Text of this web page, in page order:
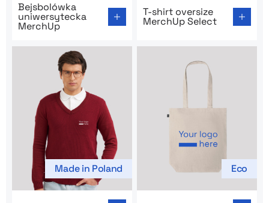
Bejsbolówka
uniwersytecka
MerchUp
T-shirt oversize
MerchUp Select
Made in Poland Eco